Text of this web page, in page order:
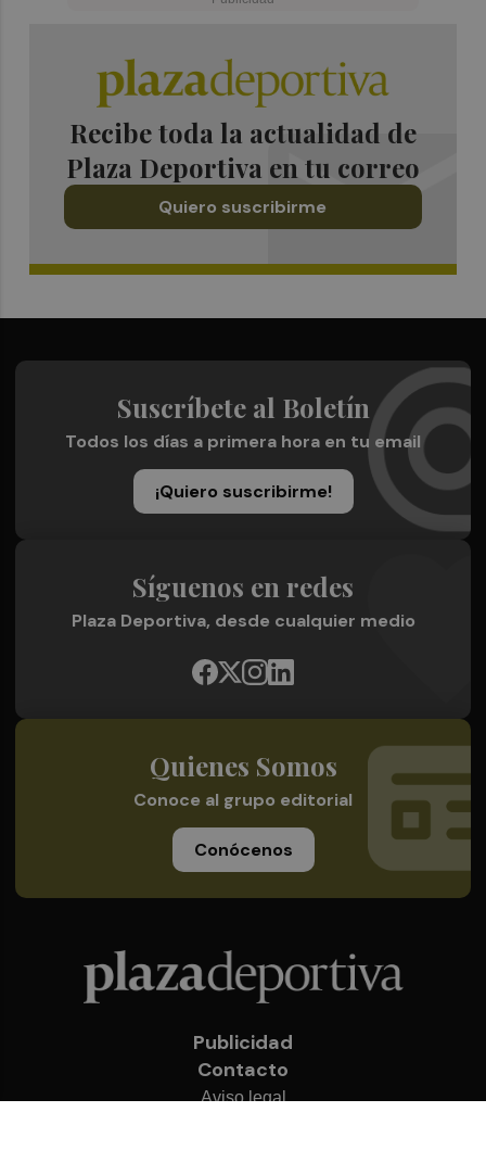
Recibe toda la actualidad de
Plaza Deportiva en tu correo
Quiero suscribirme
Suscríbete al Boletín
Todos los días a primera hora en tu email
¡Quiero suscribirme!
Síguenos en redes
Plaza Deportiva, desde cualquier medio
Quienes Somos
Conoce al grupo editorial
Conócenos
Publicidad
Contacto
Aviso legal